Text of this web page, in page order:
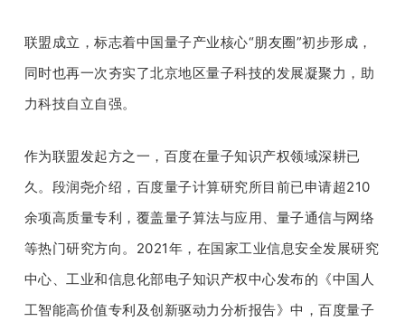
联盟成立，标志着中国量子产业核心“朋友圈”初步形成，
同时也再一次夯实了北京地区量子科技的发展凝聚力，助
力科技自立自强。
作为联盟发起方之一，百度在量子知识产权领域深耕已
久。段润尧介绍，百度量子计算研究所目前已申请超210
余项高质量专利，覆盖量子算法与应用、量子通信与网络
等热门研究方向。2021年，在国家工业信息安全发展研究
中心、工业和信息化部电子知识产权中心发布的《中国人
工智能高价值专利及创新驱动力分析报告》中，百度量子